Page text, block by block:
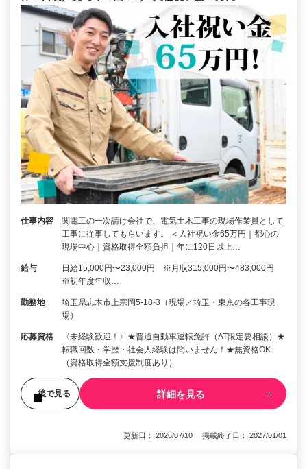
仕事内容
関電工の一次請け会社で、電気土木工事の現場作業員として
工事に従事してもらいます。 ＜入社祝い金65万円｜都心の
現場中心｜資格取得全額負担｜年に120日以上…
給与
日給15,000円〜23,000円 ※月収315,000円〜483,000円
※初年度年収…
勤務地
埼玉県志木市上宗岡5-18-3（現場／埼玉・東京の各工事現
場）
応募資格
〈未経験歓迎！〉★普通自動車運転免許（AT限定要相談）★
転職回数・学歴・社会人経験は問いません！★無資格OK
（資格取得全額支援制度あり）
後で見る 詳細を見る
更新日： 2026/07/10 掲載終了日： 2027/01/01